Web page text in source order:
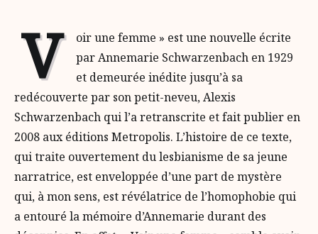
V
oir une femme » est une nouvelle écrite
par Annemarie Schwarzenbach en 1929
et demeurée inédite jusqu’à sa
redécouverte par son petit-neveu, Alexis
Schwarzenbach qui l’a retranscrite et fait publier en
2008 aux éditions Metropolis. L’histoire de ce texte,
qui traite ouvertement du lesbianisme de sa jeune
narratrice, est enveloppée d’une part de mystère
qui, à mon sens, est révélatrice de l’homophobie qui
a entouré la mémoire d’Annemarie durant des